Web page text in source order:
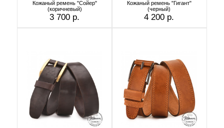
Кожаный ремень "Сойер"
(коричневый)
3 700 р.
Кожаный ремень "Гигант"
(черный)
4 200 р.